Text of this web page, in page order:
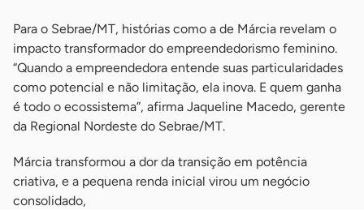
Para o Sebrae/MT, histórias como a de Márcia revelam o
impacto transformador do empreendedorismo feminino.
“Quando a empreendedora entende suas particularidades
como potencial e não limitação, ela inova. E quem ganha
é todo o ecossistema”, afirma Jaqueline Macedo, gerente
da Regional Nordeste do Sebrae/MT.
Márcia transformou a dor da transição em potência
criativa, e a pequena renda inicial virou um negócio
consolidado,